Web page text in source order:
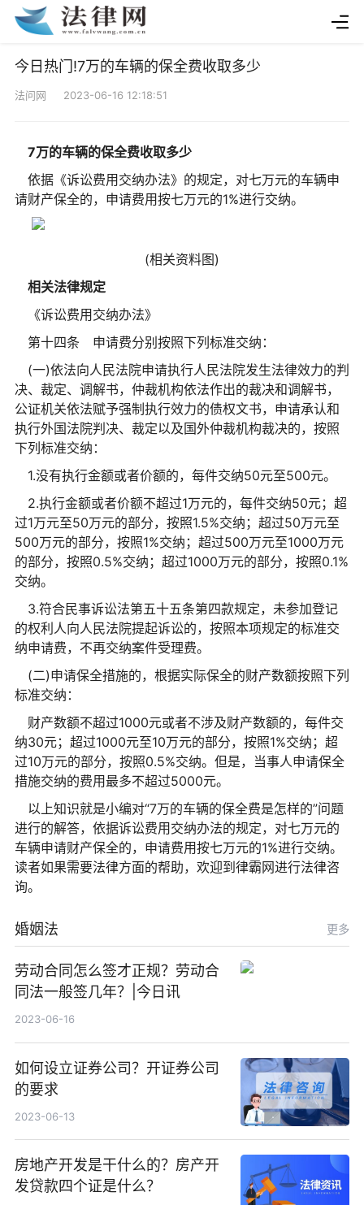
今日热门!7万的车辆的保全费收取多少
法问网 2023-06-16 12:18:51
7万的车辆的保全费收取多少
依据《诉讼费用交纳办法》的规定，对七万元的车辆申
请财产保全的，申请费用按七万元的1%进行交纳。
(相关资料图)
相关法律规定
《诉讼费用交纳办法》
第十四条 申请费分别按照下列标准交纳：
(一)依法向人民法院申请执行人民法院发生法律效力的判
决、裁定、调解书，仲裁机构依法作出的裁决和调解书，
公证机关依法赋予强制执行效力的债权文书，申请承认和
执行外国法院判决、裁定以及国外仲裁机构裁决的，按照
下列标准交纳：
1.没有执行金额或者价额的，每件交纳50元至500元。
2.执行金额或者价额不超过1万元的，每件交纳50元；超
过1万元至50万元的部分，按照1.5%交纳；超过50万元至
500万元的部分，按照1%交纳；超过500万元至1000万元
的部分，按照0.5%交纳；超过1000万元的部分，按照0.1%
交纳。
3.符合民事诉讼法第五十五条第四款规定，未参加登记
的权利人向人民法院提起诉讼的，按照本项规定的标准交
纳申请费，不再交纳案件受理费。
(二)申请保全措施的，根据实际保全的财产数额按照下列
标准交纳：
财产数额不超过1000元或者不涉及财产数额的，每件交
纳30元；超过1000元至10万元的部分，按照1%交纳；超
过10万元的部分，按照0.5%交纳。但是，当事人申请保全
措施交纳的费用最多不超过5000元。
以上知识就是小编对“7万的车辆的保全费是怎样的”问题
进行的解答，依据诉讼费用交纳办法的规定，对七万元的
车辆申请财产保全的，申请费用按七万元的1%进行交纳。
读者如果需要法律方面的帮助，欢迎到律霸网进行法律咨
询。
婚姻法 更多
劳动合同怎么签才正规？劳动合
同法一般签几年？|今日讯
2023-06-16
如何设立证券公司？开证券公司
的要求
2023-06-13
房地产开发是干什么的？房产开
发贷款四个证是什么？